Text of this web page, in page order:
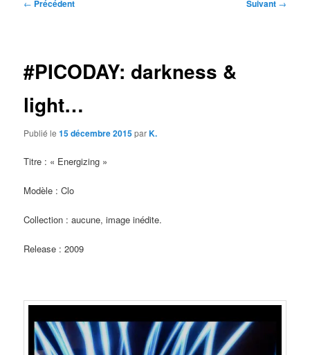
← Précédent Suivant →
#PICODAY: darkness &
light…
Publié le15 décembre 2015parK.
Titre : « Energizing »
Modèle : Clo
Collection : aucune, image inédite.
Release : 2009